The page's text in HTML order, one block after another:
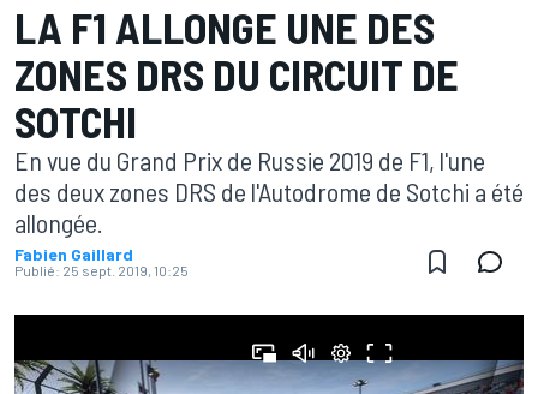
LA F1 ALLONGE UNE DES
ZONES DRS DU CIRCUIT DE
SOTCHI
En vue du Grand Prix de Russie 2019 de F1, l'une
des deux zones DRS de l'Autodrome de Sotchi a été
allongée.
Fabien Gaillard
Publié: 25 sept. 2019, 10:25